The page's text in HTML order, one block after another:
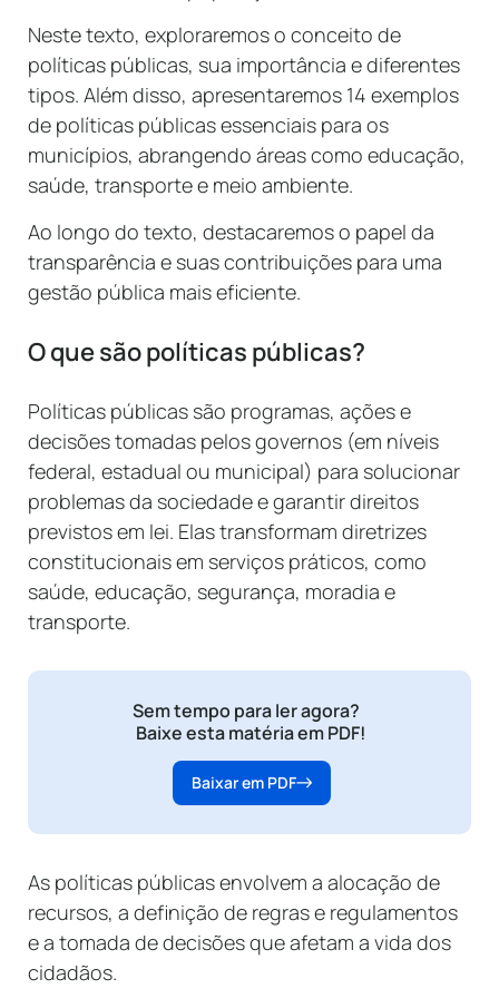
Neste texto, exploraremos o conceito de
políticas públicas, sua importância e diferentes
tipos. Além disso, apresentaremos 14 exemplos
de políticas públicas essenciais para os
municípios, abrangendo áreas como educação,
saúde, transporte e meio ambiente.
Ao longo do texto, destacaremos o papel da
transparência e suas contribuições para uma
gestão pública mais eficiente.
O que são políticas públicas?
Políticas públicas são programas, ações e
decisões tomadas pelos governos (em níveis
federal, estadual ou municipal) para solucionar
problemas da sociedade e garantir direitos
previstos em lei. Elas transformam diretrizes
constitucionais em serviços práticos, como
saúde, educação, segurança, moradia e
transporte.
Sem tempo para ler agora?
Baixe esta matéria em PDF!
Baixar em PDF
As políticas públicas envolvem a alocação de
recursos, a definição de regras e regulamentos
e a tomada de decisões que afetam a vida dos
cidadãos.